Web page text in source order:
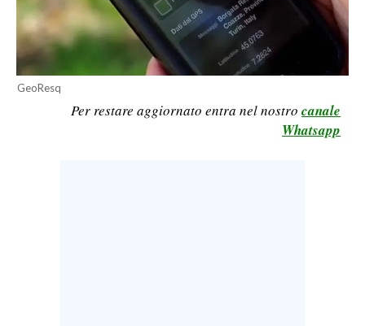
SERVIZI ALLE IMPRESE
LAVORO
BANDI
SPORT IN SARDEGNA
GeoResq
Per restare aggiornato entra nel nostro canale
Whatsapp